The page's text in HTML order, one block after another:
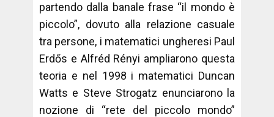
partendo dalla banale frase “il mondo è
piccolo”, dovuto alla relazione casuale
tra persone, i matematici ungheresi Paul
Erdős e Alfréd Rényi ampliarono questa
teoria e nel 1998 i matematici Duncan
Watts e Steve Strogatz enunciarono la
nozione di “rete del piccolo mondo”